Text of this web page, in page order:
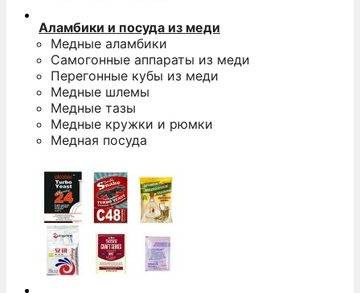
Аламбики и посуда из меди
Медные аламбики
Самогонные аппараты из меди
Перегонные кубы из меди
Медные шлемы
Медные тазы
Медные кружки и рюмки
Медная посуда